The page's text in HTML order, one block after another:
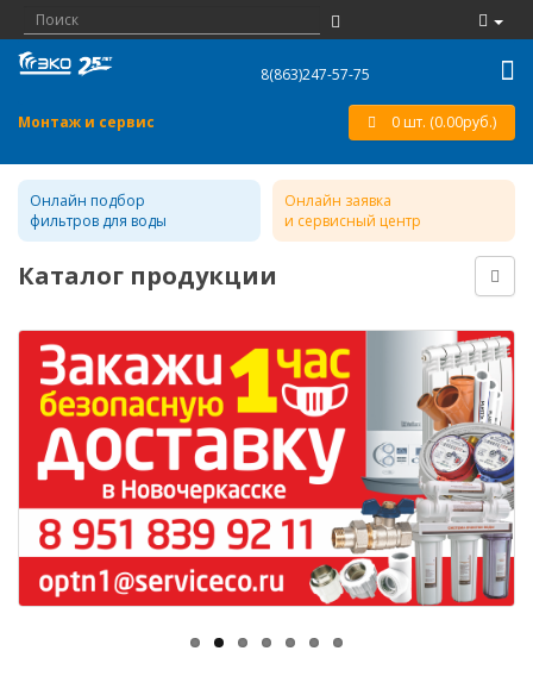
8(863)247-57-75
Монтаж и сервис 0 шт. (0.00руб.)
Онлайн подбор
фильтров для воды
Онлайн заявка
и сервисный центр
Каталог продукции